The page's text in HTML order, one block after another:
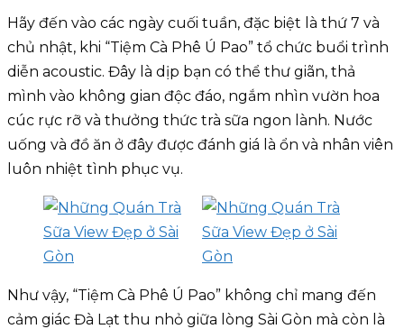
Hãy đến vào các ngày cuối tuần, đặc biệt là thứ 7 và
chủ nhật, khi “Tiệm Cà Phê Ú Pao” tổ chức buổi trình
diễn acoustic. Đây là dịp bạn có thể thư giãn, thả
mình vào không gian độc đáo, ngắm nhìn vườn hoa
cúc rực rỡ và thưởng thức trà sữa ngon lành. Nước
uống và đồ ăn ở đây được đánh giá là ổn và nhân viên
luôn nhiệt tình phục vụ.
Như vậy, “Tiệm Cà Phê Ú Pao” không chỉ mang đến
cảm giác Đà Lạt thu nhỏ giữa lòng Sài Gòn mà còn là